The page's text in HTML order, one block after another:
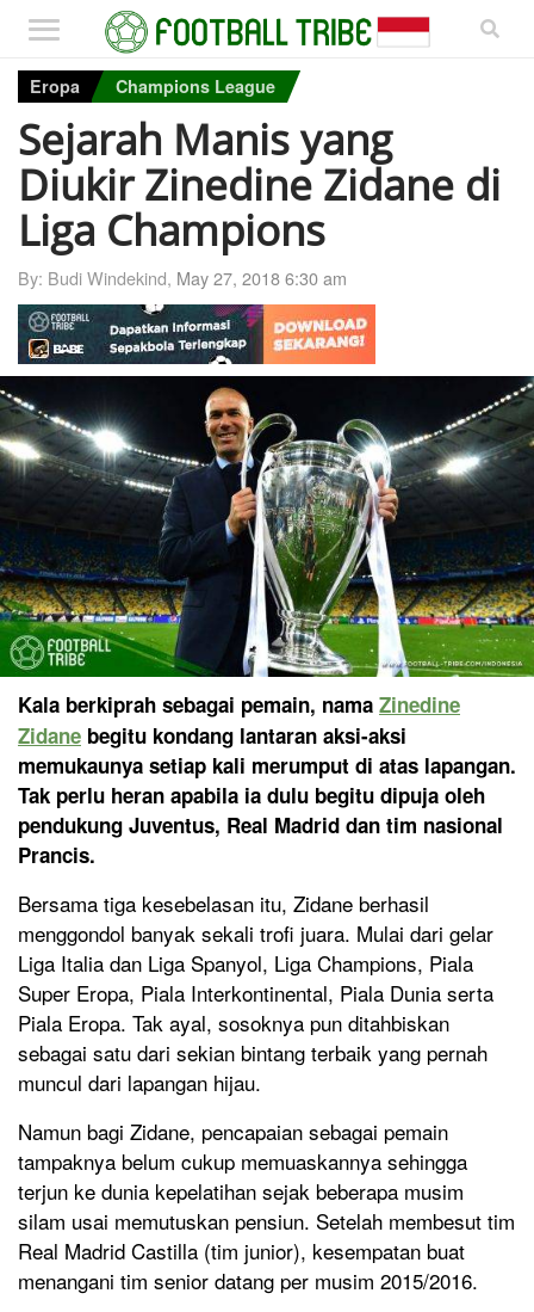
Eropa Champions League
Sejarah Manis yang
Diukir Zinedine Zidane di
Liga Champions
By: Budi Windekind, May 27, 2018 6:30 am
Kala berkiprah sebagai pemain, nama Zinedine
Zidane begitu kondang lantaran aksi-aksi
memukaunya setiap kali merumput di atas lapangan.
Tak perlu heran apabila ia dulu begitu dipuja oleh
pendukung Juventus, Real Madrid dan tim nasional
Prancis.
Bersama tiga kesebelasan itu, Zidane berhasil
menggondol banyak sekali trofi juara. Mulai dari gelar
Liga Italia dan Liga Spanyol, Liga Champions, Piala
Super Eropa, Piala Interkontinental, Piala Dunia serta
Piala Eropa. Tak ayal, sosoknya pun ditahbiskan
sebagai satu dari sekian bintang terbaik yang pernah
muncul dari lapangan hijau.
Namun bagi Zidane, pencapaian sebagai pemain
tampaknya belum cukup memuaskannya sehingga
terjun ke dunia kepelatihan sejak beberapa musim
silam usai memutuskan pensiun. Setelah membesut tim
Real Madrid Castilla (tim junior), kesempatan buat
menangani tim senior datang per musim 2015/2016.